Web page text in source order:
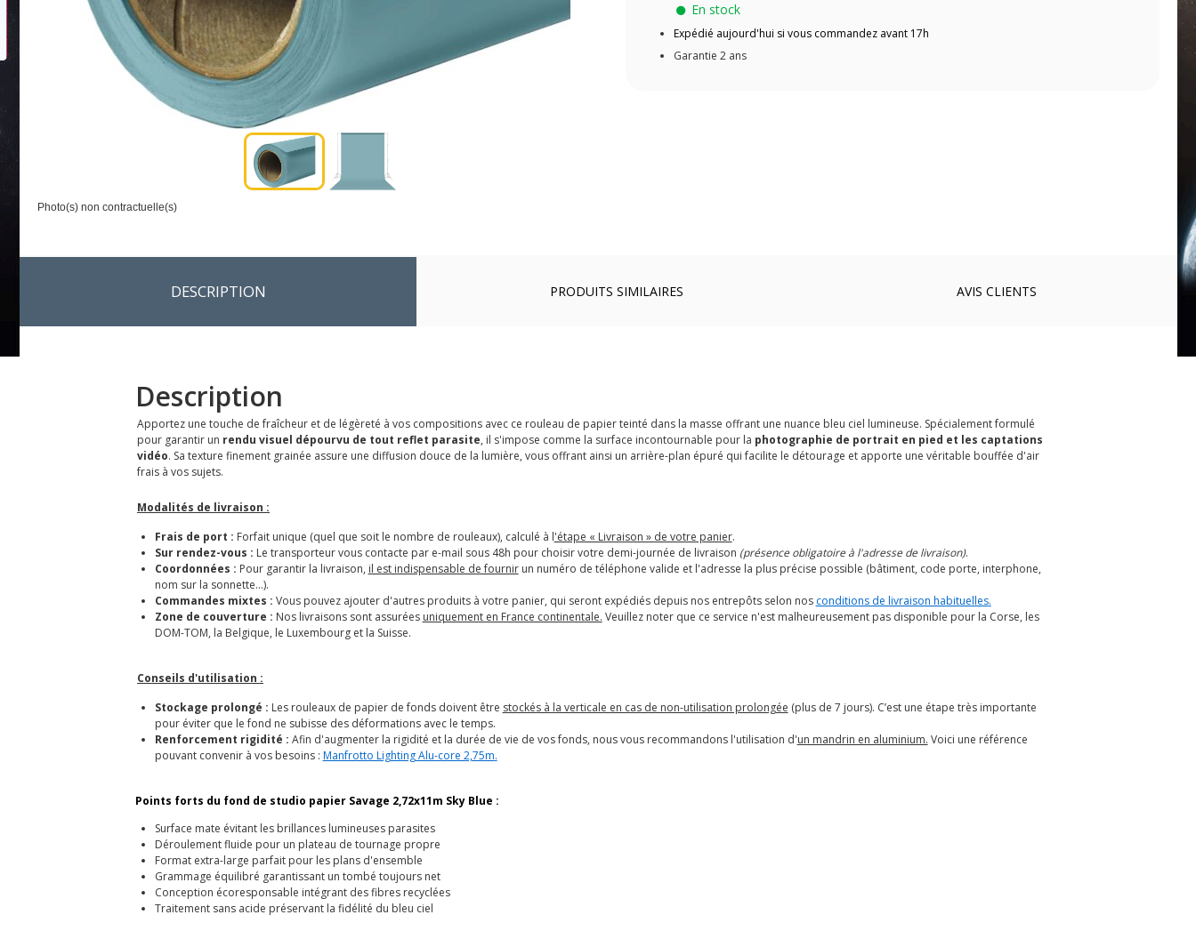
Photo(s) non contractuelle(s)
En stock
Expédié aujourd'hui si vous commandez avant 17h
Garantie 2 ans
DESCRIPTION PRODUITS SIMILAIRES AVIS CLIENTS
Description
Apportez une touche de fraîcheur et de légèreté à vos compositions avec ce rouleau de papier teinté dans la masse offrant une nuance bleu ciel lumineuse. Spécialement formulé
pour garantir un rendu visuel dépourvu de tout reflet parasite, il s'impose comme la surface incontournable pour la photographie de portrait en pied et les captations
vidéo. Sa texture finement grainée assure une diffusion douce de la lumière, vous offrant ainsi un arrière-plan épuré qui facilite le détourage et apporte une véritable bouffée d'air
frais à vos sujets.
Modalités de livraison :
Frais de port : Forfait unique (quel que soit le nombre de rouleaux), calculé à l'étape « Livraison » de votre panier.
Sur rendez-vous : Le transporteur vous contacte par e-mail sous 48h pour choisir votre demi-journée de livraison (présence obligatoire à l'adresse de livraison).
Coordonnées : Pour garantir la livraison, il est indispensable de fournirun numéro de téléphone valide et l'adresse la plus précise possible (bâtiment, code porte, interphone,
nom sur la sonnette...).
Commandes mixtes : Vous pouvez ajouter d'autres produits à votre panier, qui seront expédiés depuis nos entrepôts selon nos conditions de livraison habituelles.
Zone de couverture : Nos livraisons sont assurées uniquement en France continentale. Veuillez noter que ce service n'est malheureusement pas disponible pour la Corse, les
DOM-TOM, la Belgique, le Luxembourg et la Suisse.
Conseils d'utilisation :
Stockage prolongé : Les rouleaux de papier de fonds doivent être stockés à la verticale en cas de non-utilisation prolongée (plus de 7 jours). C’est une étape très importante
pour éviter que le fond ne subisse des déformations avec le temps.
Renforcement rigidité : Afin d'augmenter la rigidité et la durée de vie de vos fonds, nous vous recommandons l'utilisation d'un mandrin en aluminium. Voici une référence
pouvant convenir à vos besoins : Manfrotto Lighting Alu-core 2,75m.
Points forts du fond de studio papier Savage 2,72x11m Sky Blue :
Surface mate évitant les brillances lumineuses parasites
Déroulement fluide pour un plateau de tournage propre
Format extra-large parfait pour les plans d'ensemble
Grammage équilibré garantissant un tombé toujours net
Conception écoresponsable intégrant des fibres recyclées
Traitement sans acide préservant la fidélité du bleu ciel